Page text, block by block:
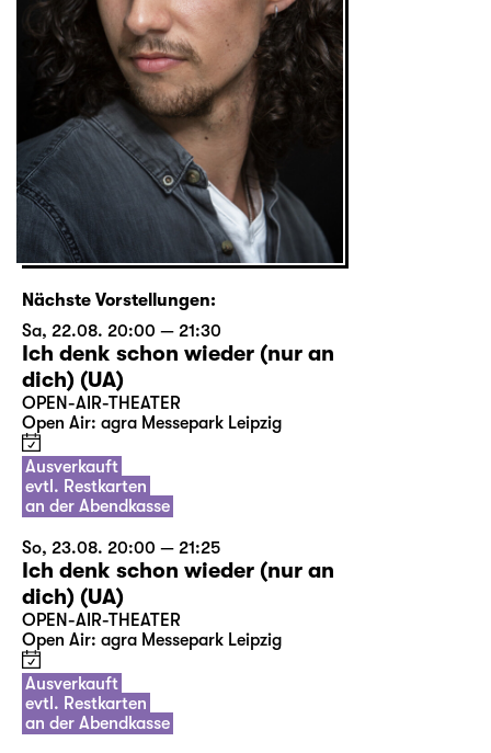
Nächste Vorstellungen:
Sa, 22.08. 20:00 — 21:30
Ich denk schon wieder (nur an
dich) (UA)
OPEN-AIR-THEATER
Open Air: agra Messepark Leipzig
Ausverkauft
evtl. Restkarten
an der Abendkasse
So, 23.08. 20:00 — 21:25
Ich denk schon wieder (nur an
dich) (UA)
OPEN-AIR-THEATER
Open Air: agra Messepark Leipzig
Ausverkauft
evtl. Restkarten
an der Abendkasse